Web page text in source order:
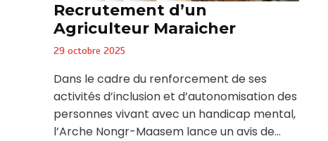
Recrutement d’un
Agriculteur Maraicher
29 octobre 2025
Dans le cadre du renforcement de ses
activités d’inclusion et d’autonomisation des
personnes vivant avec un handicap mental,
l’Arche Nongr-Maasem lance un avis de...